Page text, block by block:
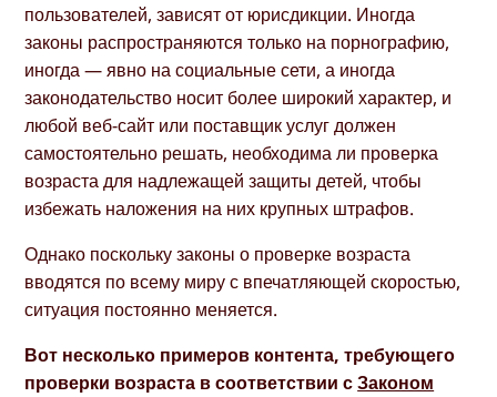
пользователей, зависят от юрисдикции. Иногда
законы распространяются только на порнографию,
иногда — явно на социальные сети, а иногда
законодательство носит более широкий характер, и
любой веб-сайт или поставщик услуг должен
самостоятельно решать, необходима ли проверка
возраста для надлежащей защиты детей, чтобы
избежать наложения на них крупных штрафов.
Однако поскольку законы о проверке возраста
вводятся по всему миру с впечатляющей скоростью,
ситуация постоянно меняется.
Вот несколько примеров контента, требующего
проверки возраста в соответствии сЗаконом